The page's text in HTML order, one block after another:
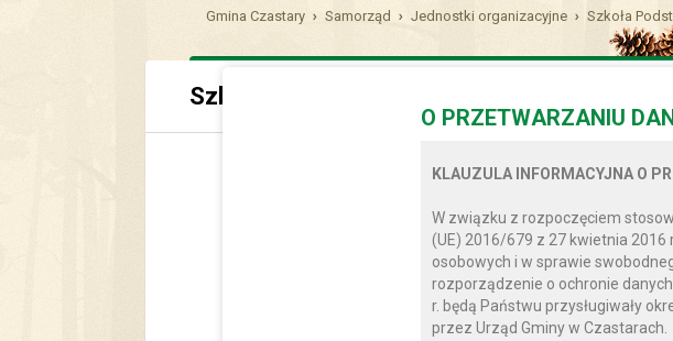
Gmina Czastary Samorząd Jednostki organizacyjne
Szkoła
Szkoła Podstawowa w Parcicach
O PRZETWARZANIU
KLAUZULA INFORMACYJNA O
W związku z rozpoczęciem
(UE) 2016/679 z 27 kwietnia
osobowych i w sprawie
rozporządzenie o ochronie
r. będą Państwu przysługiwały
przez Urząd Gminy w Czastarach.